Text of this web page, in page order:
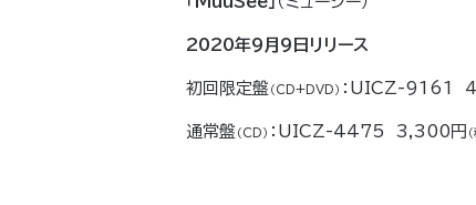
2020年9月9日リリース
初回限定盤 （CD+DVD） ：UICZ-9161
通常盤 （CD） ：UICZ-4475 3,300円